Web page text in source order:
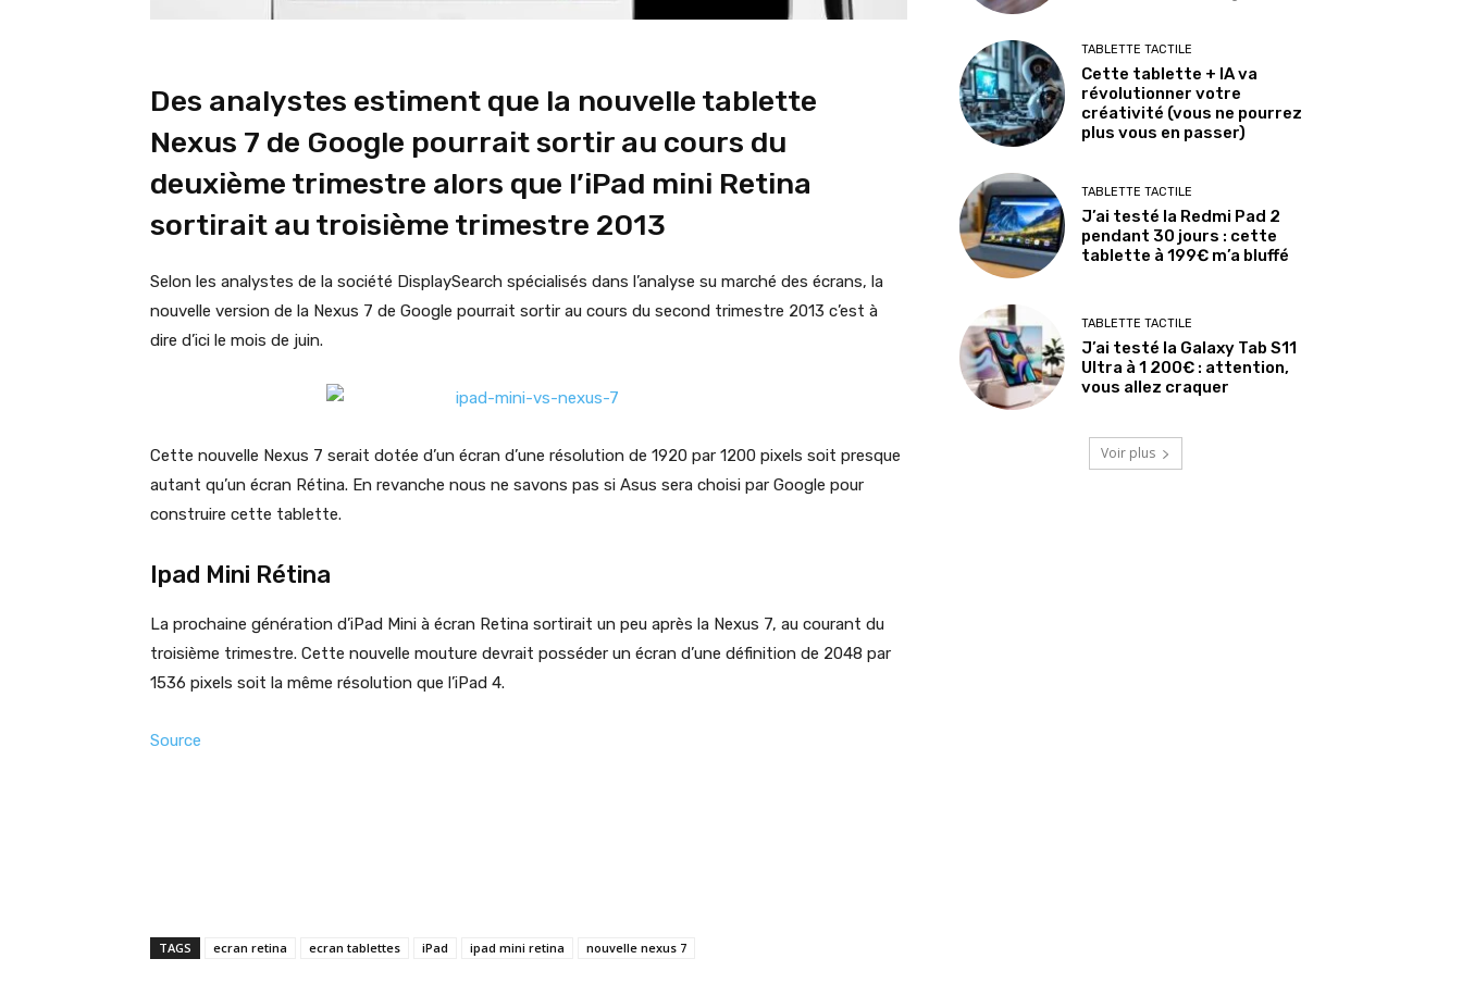
Des analystes estiment que la nouvelle tablette
Nexus 7 de Google pourrait sortir au cours du
deuxième trimestre alors que l’iPad mini Retina
sortirait au troisième trimestre 2013
Selon les analystes de la société DisplaySearch spécialisés dans l’analyse su marché des écrans, la
nouvelle version de la Nexus 7 de Google pourrait sortir au cours du second trimestre 2013 c’est à
dire d’ici le mois de juin.
Cette nouvelle Nexus 7 serait dotée d’un écran d’une résolution de 1920 par 1200 pixels soit presque
autant qu’un écran Rétina. En revanche nous ne savons pas si Asus sera choisi par Google pour
construire cette tablette.
Ipad Mini Rétina
La prochaine génération d’iPad Mini à écran Retina sortirait un peu après la Nexus 7, au courant du
troisième trimestre. Cette nouvelle mouture devrait posséder un écran d’une définition de 2048 par
1536 pixels soit la même résolution que l’iPad 4.
Source
TAGS ecran retina ecran tablettes iPad ipad mini retina nouvelle nexus 7
TABLETTE TACTILE
Cette tablette + IA va
révolutionner votre
créativité (vous ne pourrez
plus vous en passer)
TABLETTE TACTILE
J’ai testé la Redmi Pad 2
pendant 30 jours : cette
tablette à 199€ m’a bluffé
TABLETTE TACTILE
J’ai testé la Galaxy Tab S11
Ultra à 1 200€ : attention,
vous allez craquer
Voir plus